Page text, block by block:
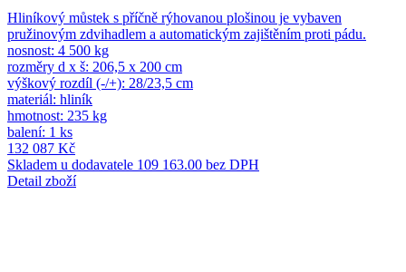
Hliníkový můstek s příčně rýhovanou plošinou je vybaven
pružinovým zdvihadlem a automatickým zajištěním proti pádu.
nosnost: 4 500 kg
rozměry d x š: 206,5 x 200 cm
výškový rozdíl (-/+): 28/23,5 cm
materiál: hliník
hmotnost: 235 kg
balení: 1 ks
132 087 Kč
Skladem u dodavatele 109 163.00 bez DPH
Detail zboží